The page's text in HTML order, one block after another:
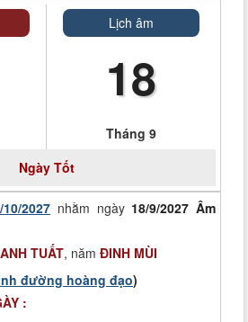
Lịch âm
18
Tháng 9
Ngày Tốt
2027 nhằm ngày 18/9/2027 Âm
TUẤT, năm ĐINH MÙI
đường hoàng đạo)
: